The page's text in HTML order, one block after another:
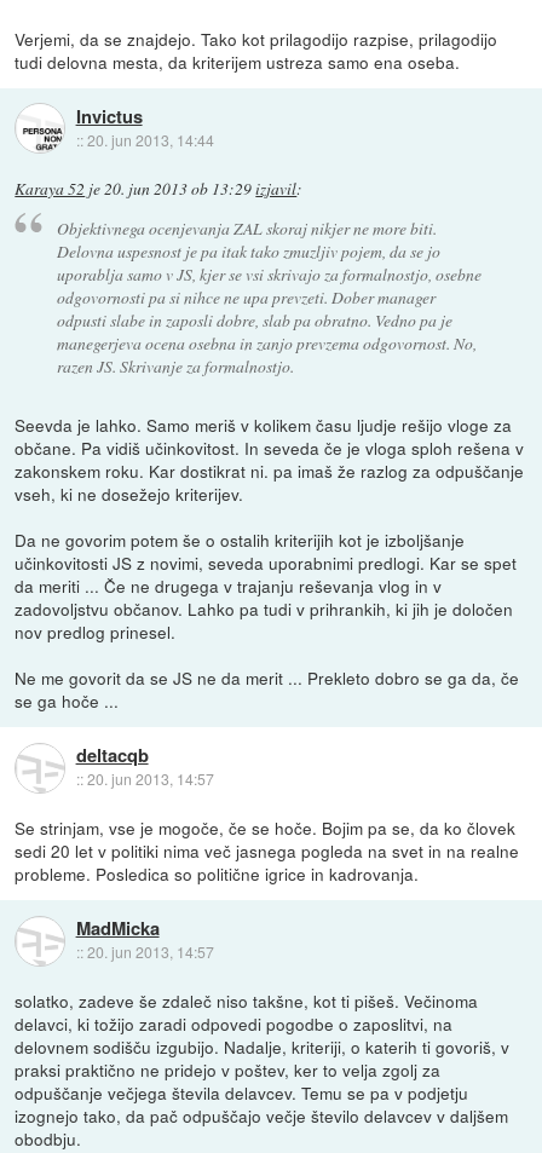
Verjemi, da se znajdejo. Tako kot prilagodijo razpise, prilagodijo
tudi delovna mesta, da kriterijem ustreza samo ena oseba.
Invictus
::20. jun 2013, 14:44
Karaya 52 je 20. jun 2013 ob 13:29izjavil:
Objektivnega ocenjevanja ZAL skoraj nikjer ne more biti.
Delovna uspesnost je pa itak tako zmuzljiv pojem, da se jo
uporablja samo v JS, kjer se vsi skrivajo za formalnostjo, osebne
odgovornosti pa si nihce ne upa prevzeti. Dober manager
odpusti slabe in zaposli dobre, slab pa obratno. Vedno pa je
manegerjeva ocena osebna in zanjo prevzema odgovornost. No,
razen JS. Skrivanje za formalnostjo.
Seevda je lahko. Samo meriš v kolikem času ljudje rešijo vloge za
občane. Pa vidiš učinkovitost. In seveda če je vloga sploh rešena v
zakonskem roku. Kar dostikrat ni. pa imaš že razlog za odpuščanje
vseh, ki ne dosežejo kriterijev.
Da ne govorim potem še o ostalih kriterijih kot je izboljšanje
učinkovitosti JS z novimi, seveda uporabnimi predlogi. Kar se spet
da meriti ... Če ne drugega v trajanju reševanja vlog in v
zadovoljstvu občanov. Lahko pa tudi v prihrankih, ki jih je določen
nov predlog prinesel.
Ne me govorit da se JS ne da merit ... Prekleto dobro se ga da, če
se ga hoče ...
deltacqb
::20. jun 2013, 14:57
Se strinjam, vse je mogoče, če se hoče. Bojim pa se, da ko človek
sedi 20 let v politiki nima več jasnega pogleda na svet in na realne
probleme. Posledica so politične igrice in kadrovanja.
MadMicka
::20. jun 2013, 14:57
solatko, zadeve še zdaleč niso takšne, kot ti pišeš. Večinoma
delavci, ki tožijo zaradi odpovedi pogodbe o zaposlitvi, na
delovnem sodišču izgubijo. Nadalje, kriteriji, o katerih ti govoriš, v
praksi praktično ne pridejo v poštev, ker to velja zgolj za
odpuščanje večjega števila delavcev. Temu se pa v podjetju
izognejo tako, da pač odpuščajo večje število delavcev v daljšem
obodbju.